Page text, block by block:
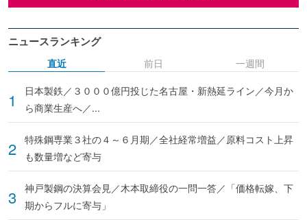
ニュースランキング
直近
日本製鉄／３０００億円投じた名古屋・新熱延ライン／今月か
ら商業生産へ／...
特殊鋼専業３社の４～６月期／全社経常増益／原料コスト上昇
も数量増など寄与
神戸製鋼の決算会見／木本取締役の一問一答／「価格転嫁、下
期からフルに寄与」
前日 一週間